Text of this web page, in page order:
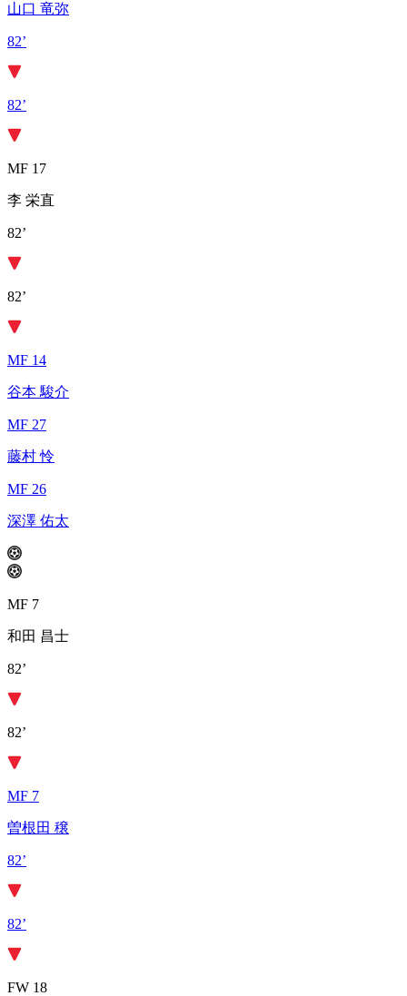
山口 竜弥
82’
82’
MF 17
李 栄直
82’
82’
MF 14
谷本 駿介
MF 27
藤村 怜
MF 26
深澤 佑太
MF 7
和田 昌士
82’
82’
MF 7
曽根田 穣
82’
82’
FW 18